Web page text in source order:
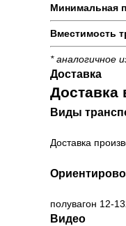
Минимальная
Вместимость
* аналогичное
Доставка
Доставка
Виды
Доставка
полувагон 12-
Видео